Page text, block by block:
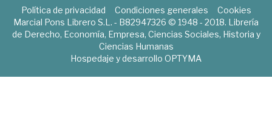
Política de privacidad Condiciones generales
Cookies
Marcial Pons Librero S.L. - B82947326 © 1948 - 2018. Librería
de Derecho, Economía, Empresa, Ciencias Sociales, Historia y
Ciencias Humanas
Hospedaje y desarrollo OPTYMA